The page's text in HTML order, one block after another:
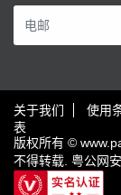
关于我们 使用
表
版权所有 ©
不得转载. 粤公网